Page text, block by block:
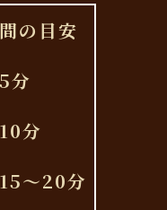
の目安
分
分
〜20分